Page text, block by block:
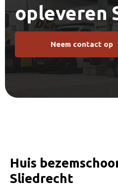
opleveren
Neem contact op
Huis
Sliedrecht